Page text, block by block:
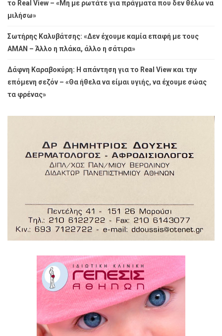
το Real View – «Μη με ρωτάτε για πράγματα που δεν θέλω να
μιλήσω»
Σωτήρης Καλυβάτσης: «Δεν έχουμε καμία επαφή με τους
ΑΜΑΝ – Άλλο η πλάκα, άλλο η σάτιρα»
Δάφνη Καραβοκύρη: Η απάντηση για το Real View και την
επόμενη σεζόν – «Θα ήθελα να είμαι υγιής, να έχουμε σώας
τα φρένας»